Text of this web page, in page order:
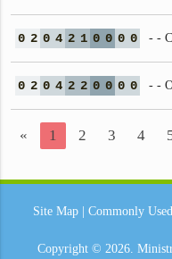
0 2 0 4 2 1 0 0 0 0 - -
0 2 0 4 2 2 0 0 0 0 - -
« 1 2 3 4
Site Map Commonly
Copyright © 2026.